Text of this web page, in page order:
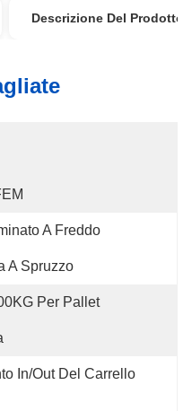
Descrizione Del Prodotto
A Freddo
A Spruzzo
Per Pallet
In/out Del Carrello